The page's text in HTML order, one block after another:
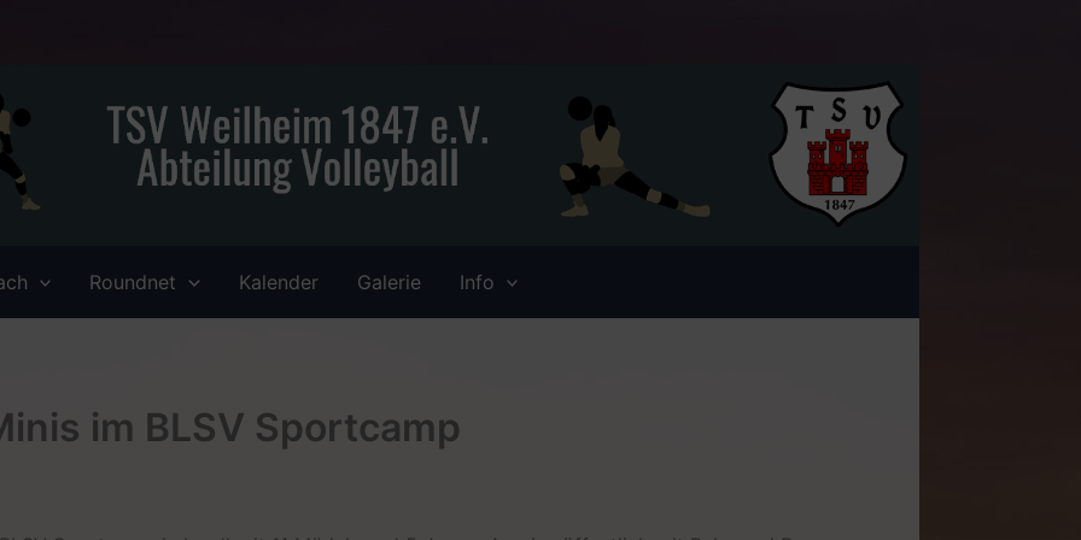
Roundnet Kalender Galerie Info
im BLSV Sportcamp